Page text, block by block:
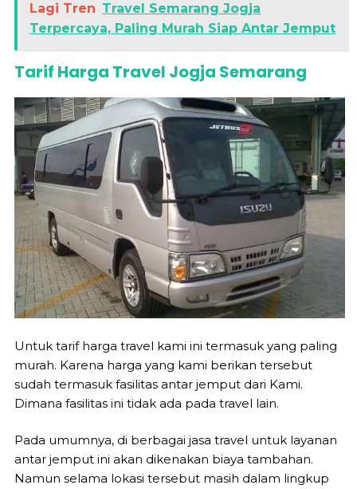
Lagi Tren Travel Semarang Jogja
Terpercaya, Paling Murah Siap Antar Jemput
Tarif Harga Travel Jogja Semarang
Untuk tarif harga travel kami ini termasuk yang paling
murah. Karena harga yang kami berikan tersebut
sudah termasuk fasilitas antar jemput dari Kami.
Dimana fasilitas ini tidak ada pada travel lain.
Pada umumnya, di berbagai jasa travel untuk layanan
antar jemput ini akan dikenakan biaya tambahan.
Namun selama lokasi tersebut masih dalam lingkup